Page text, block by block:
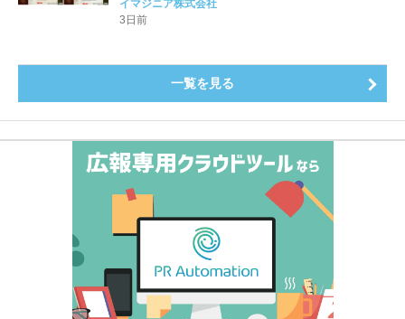
イマジニア株式会社
3日前
一覧を見る